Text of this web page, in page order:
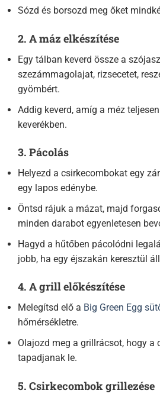
Sózd és borsozd meg őket
2. A máz elkészítése
Egy tálban keverd össze a
szezámmagolajat, rizsecetet,
gyömbért.
Addig keverd, amíg a méz
keverékben.
3. Pácolás
Helyezd a csirkecombokat egy
egy lapos edénybe.
Öntsd rájuk a mázat, majd
minden darabot egyenletesen
Hagyd a hűtőben pácolódni
jobb, ha egy éjszakán keresztül
4. A grill előkészítése
Melegítsd elő a Big Green Egg
hőmérsékletre.
Olajozd meg a grillrácsot, hogy a
tapadjanak le.
5. Csirkecombok grillezése